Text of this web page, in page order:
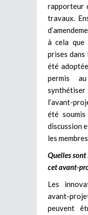
rapporteur
travaux.
à cela que
prises
été
permis
l’avant-
été
discussion
les
Quelles
cet avant-
Les
avant-
peuvent